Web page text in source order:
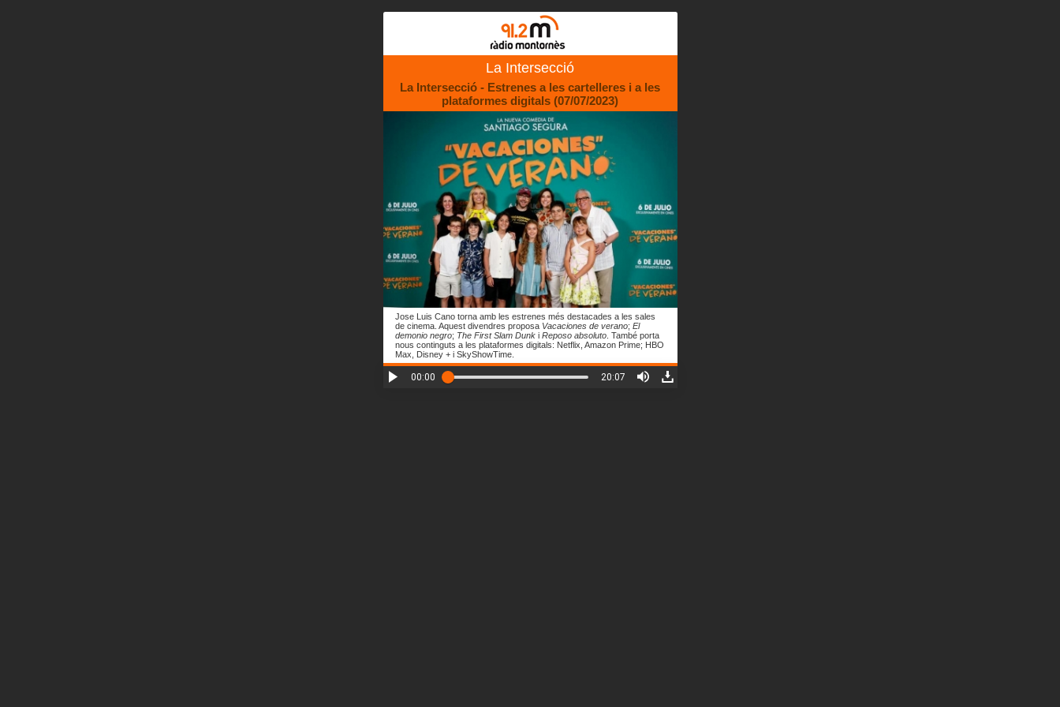
La Intersecció
La Intersecció - Estrenes a les cartelleres i a les
plataformes digitals (07/07/2023)
Jose Luis Cano torna amb les estrenes més destacades a les sales
de cinema. Aquest divendres proposa Vacaciones de verano; El
demonio negro; The First Slam Dunki Reposo absoluto. També porta
nous continguts a les plataformes digitals: Netflix, Amazon Prime; HBO
Max, Disney + i SkyShowTime.
00:00 20:07